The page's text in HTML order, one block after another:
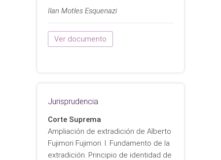
Ilan Motles Esquenazi
Ver documento
Jurisprudencia
Corte Suprema
Ampliación de extradición de Alberto
Fujimori Fujimori. I. Fundamento de la
extradición. Principio de identidad de